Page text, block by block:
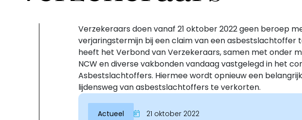
Verzekeraars doen vanaf 21 oktober 2022 geen beroep
verjaringstermijn bij een claim van een asbestslachtoffer
heeft het Verbond van Verzekeraars, samen met onder
NCW en diverse vakbonden vandaag vastgelegd in het
Asbestslachtoffers. Hiermee wordt opnieuw een
lijdensweg van asbestslachtoffers te verkorten.
Actueel 21 oktober 2022